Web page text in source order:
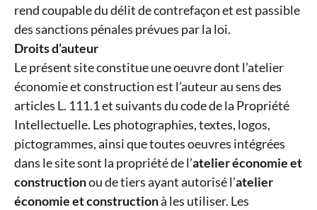
rend coupable du délit de contrefaçon et est passible
des sanctions pénales prévues par la loi.
Droits d’auteur
Le présent site constitue une oeuvre dont l’atelier
économie et construction est l’auteur au sens des
articles L. 111.1 et suivants du code de la Propriété
Intellectuelle. Les photographies, textes, logos,
pictogrammes, ainsi que toutes oeuvres intégrées
dans le site sont la propriété de l’atelier économie et
constructionou de tiers ayant autorisé l’atelier
économie et constructionà les utiliser. Les